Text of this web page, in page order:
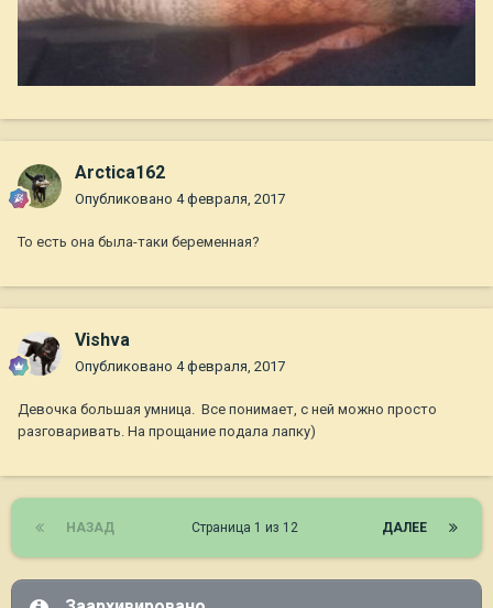
Arctica162
Опубликовано 4 февраля, 2017
То есть она была-таки беременная?
Vishva
Опубликовано 4 февраля, 2017
Девочка большая умница. Все понимает, с ней можно просто
разговаривать. На прощание подала лапку)
НАЗАД ДАЛЕЕ
Страница 1 из 12